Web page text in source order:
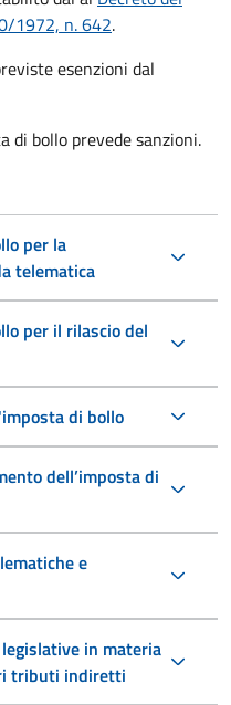
1972, n. 642.
esenzioni dal
di bollo prevede sanzioni.
per la
telematica
per il rilascio del
di bollo
dell’imposta di
e
in materia
tributi indiretti